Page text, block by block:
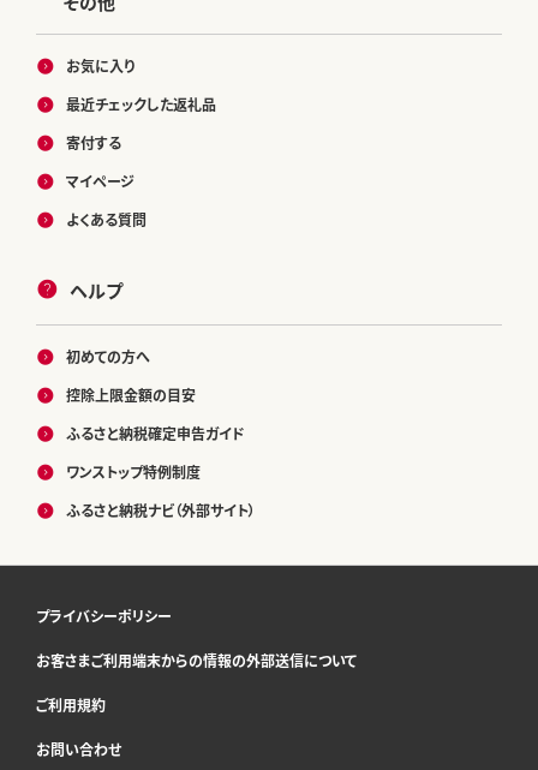
お気に入り
最近チェックした返礼品
寄付する
マイページ
よくある質問
ヘルプ
初めての方へ
控除上限金額の目安
ふるさと納税確定申告ガイド
ワンストップ特例制度
ふるさと納税ナビ（外部サイト）
プライバシーポリシー
お客さまご利用端末からの情報の外部送信について
ご利用規約
お問い合わせ